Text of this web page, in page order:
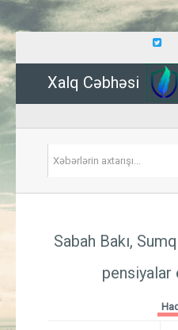
Xalq Cəbhəsi
Sabah Bakı,